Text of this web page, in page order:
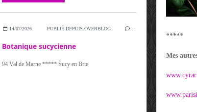
14/07/2026 PUBLIÉ DEPUIS OVERBLOG
Botanique sucycienne
94 Val de Marne ***** Sucy en Brie
*****
Mes